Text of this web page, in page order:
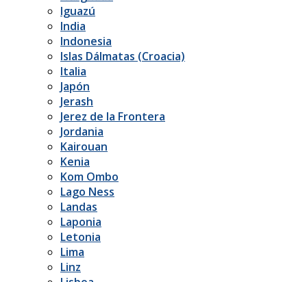
Iguazú
India
Indonesia
Islas Dálmatas (Croacia)
Italia
Japón
Jerash
Jerez de la Frontera
Jordania
Kairouan
Kenia
Kom Ombo
Lago Ness
Landas
Laponia
Letonia
Lima
Linz